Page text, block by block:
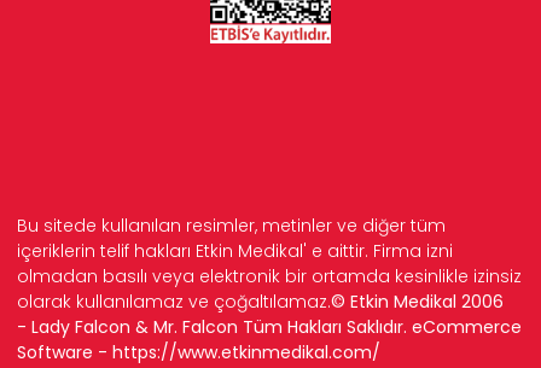
Bu sitede kullanılan resimler, metinler ve diğer tüm
içeriklerin telif hakları Etkin Medikal' e aittir. Firma izni
olmadan basılı veya elektronik bir ortamda kesinlikle izinsiz
olarak kullanılamaz ve çoğaltılamaz.© Etkin Medikal 2006
- Lady Falcon & Mr. Falcon Tüm Hakları Saklıdır. eCommerce
Software - https://www.etkinmedikal.com/